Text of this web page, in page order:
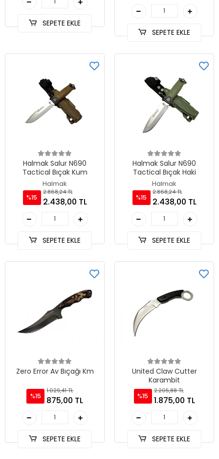
SEPETE EKLE
SEPETE EKLE
Halmak Salur N690
Tactical Bıçak Kum
Halmak
%15
2.868,24 TL
2.438,00 TL
SEPETE EKLE
Halmak Salur N690
Tactical Bıçak Haki
Halmak
%15
2.868,24 TL
2.438,00 TL
SEPETE EKLE
Zero Error Av Bıçağı Km
%15
1.029,41 TL
875,00 TL
SEPETE EKLE
United Claw Cutter
Karambit
%15
2.205,88 TL
1.875,00 TL
SEPETE EKLE